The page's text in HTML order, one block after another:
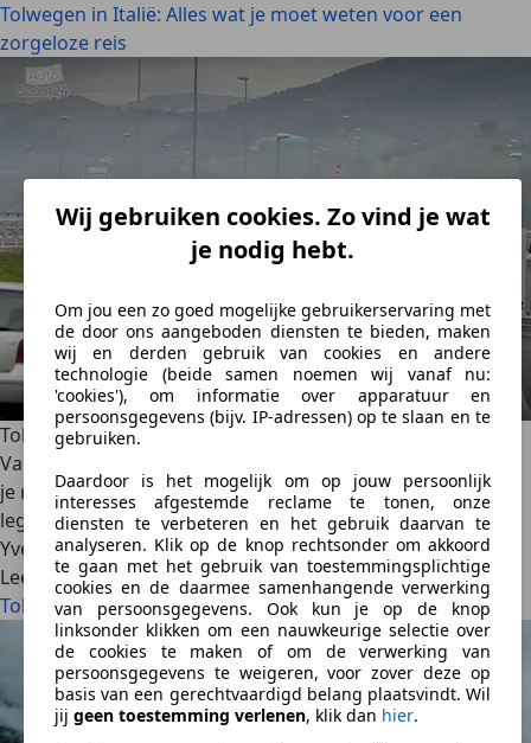
Wij gebruiken cookies. Zo vind je wat
je nodig hebt.
Om jou een zo goed mogelijke gebruikerservaring met
de door ons aangeboden diensten te bieden, maken
wij en derden gebruik van cookies en andere
technologie (beide samen noemen wij vanaf nu:
'cookies'), om informatie over apparatuur en
persoonsgegevens (bijv. IP-adressen) op te slaan en te
gebruiken.
Daardoor is het mogelijk om op jouw persoonlijk
interesses afgestemde reclame te tonen, onze
diensten te verbeteren en het gebruik daarvan te
analyseren. Klik op de knop rechtsonder om akkoord
te gaan met het gebruik van toestemmingsplichtige
cookies en de daarmee samenhangende verwerking
van persoonsgegevens. Ook kun je op de knop
linksonder klikken om een nauwkeurige selectie over
de cookies te maken of om de verwerking van
persoonsgegevens te weigeren, voor zover deze op
basis van een gerechtvaardigd belang plaatsvindt. Wil
jij geen toestemming verlenen, klik dan hier.
Tolwegen in Italië: Alles wat je moet weten voor een
zorgeloze reis
Tolwegen in Spanje: Dit moet je weten
Van plan om met de auto naar Spanje te gaan? Dan moet
je rekening houden met de lokale tolwegen. Autoscout24
legt je alles uit over de “Autopista de Peaje”.
Yves Wouters·26/09/2025·7 min gelezen
Lees meer
Tolwegen in Spanje: Dit moet je weten